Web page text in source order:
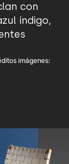
con
índigo,
imágenes: